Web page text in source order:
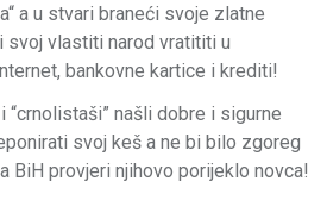
a u stvari braneći svoje zlatne
svoj vlastiti narod vratititi u
bankovne kartice i krediti!
“crnolistaši” našli dobre i sigurne
svoj keš a ne bi bilo zgoreg
BiH provjeri njihovo porijeklo novca!